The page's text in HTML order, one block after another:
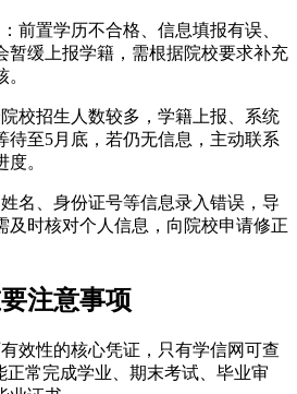
前置学历不合格、信息填报有误、
暂缓上报学籍，需根据院校要求补充
校招生人数较多，学籍上报、系统
待至5月底，若仍无信息，主动联系
。
名、身份证号等信息录入错误，导
及时核对个人信息，向院校申请修正
注意事项
效性的核心凭证，只有学信网可查
正常完成学业、期末考试、毕业审